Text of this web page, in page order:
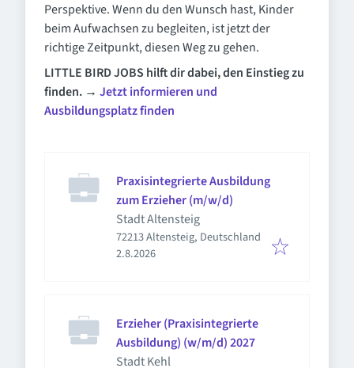
Perspektive. Wenn du den Wunsch hast, Kinder
beim Aufwachsen zu begleiten, ist jetzt der
richtige Zeitpunkt, diesen Weg zu gehen.
LITTLE BIRD JOBS hilft dir dabei, den Einstieg zu
finden. → Jetzt informieren und
Ausbildungsplatz finden
Praxisintegrierte Ausbildung
zum Erzieher (m/w/d)
Stadt Altensteig
72213 Altensteig, Deutschland
Veröffentlicht
2.8.2026
Erzieher (Praxisintegrierte
Ausbildung) (w/m/d) 2027
Stadt Kehl